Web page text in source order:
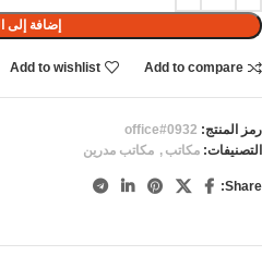
إضافة إلى
Add to compare
Add to wishlist
رمز المنتج: office#0932
التصنيفات: مكاتب , مكاتب مدرين
Share: